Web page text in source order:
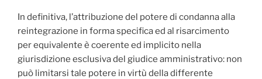
In definitiva, l’attribuzione del potere di condanna alla
reintegrazione in forma specifica ed al risarcimento
per equivalente è coerente ed implicito nella
giurisdizione esclusiva del giudice amministrativo: non
può limitarsi tale potere in virtù della differente